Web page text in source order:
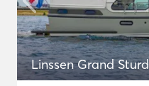
Linssen Grand